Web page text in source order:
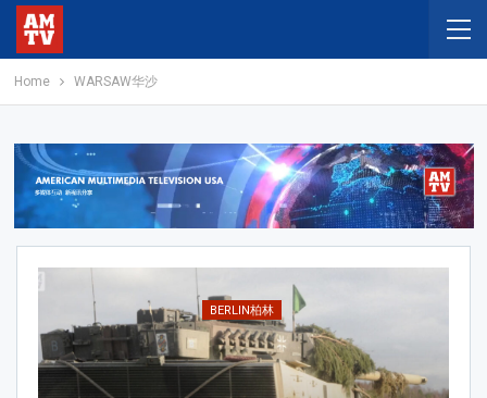
Home WARSAW华沙
BERLIN柏林